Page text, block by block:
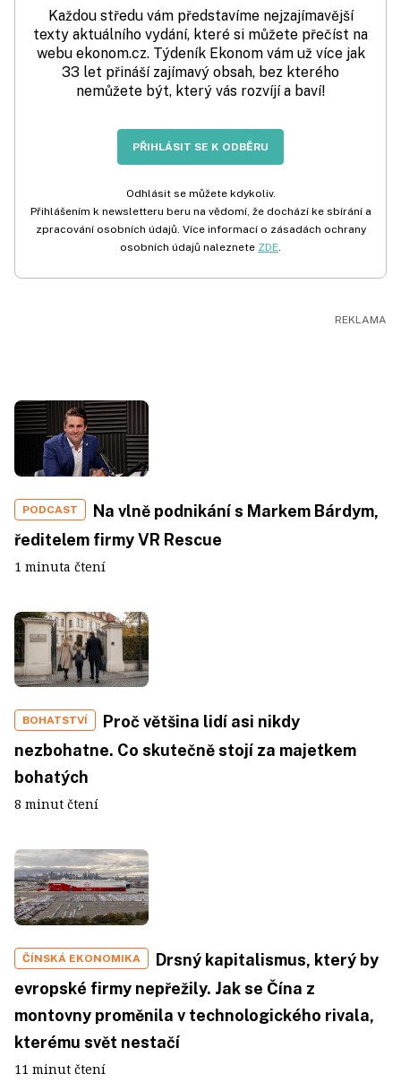
Každou středu vám představíme nejzajímavější
texty aktuálního vydání, které si můžete přečíst na
webu ekonom.cz. Týdeník Ekonom vám už více jak
33 let přináší zajímavý obsah, bez kterého
nemůžete být, který vás rozvíjí a baví!
PŘIHLÁSIT SE K ODBĚRU
Odhlásit se můžete kdykoliv.
Přihlášením k newsletteru beru na vědomí, že dochází ke sbírání a
zpracování osobních údajů. Více informací o zásadách ochrany
osobních údajů naleznete ZDE.
PODCAST
Na vlně podnikání s Markem Bárdym,
ředitelem firmy VR Rescue
1 minuta čtení
BOHATSTVÍ
Proč většina lidí asi nikdy
nezbohatne. Co skutečně stojí za majetkem
bohatých
8 minut čtení
ČÍNSKÁ EKONOMIKA
Drsný kapitalismus, který by
evropské firmy nepřežily. Jak se Čína z
montovny proměnila v technologického rivala,
kterému svět nestačí
11 minut čtení